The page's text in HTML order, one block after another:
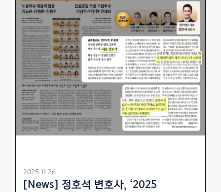
2025.11.26
[News] 정호석 변호사, ‘2025